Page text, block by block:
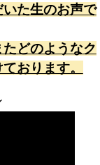
た生のお声で
どのようなク
おります。